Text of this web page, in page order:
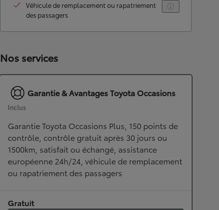
Véhicule de remplacement ou rapatriement
des passagers
Nos services
Garantie & Avantages Toyota Occasions
Inclus
Garantie Toyota Occasions Plus, 150 points de
contrôle, contrôle gratuit après 30 jours ou
1500km, satisfait ou échangé, assistance
européenne 24h/24, véhicule de remplacement
ou rapatriement des passagers
Gratuit